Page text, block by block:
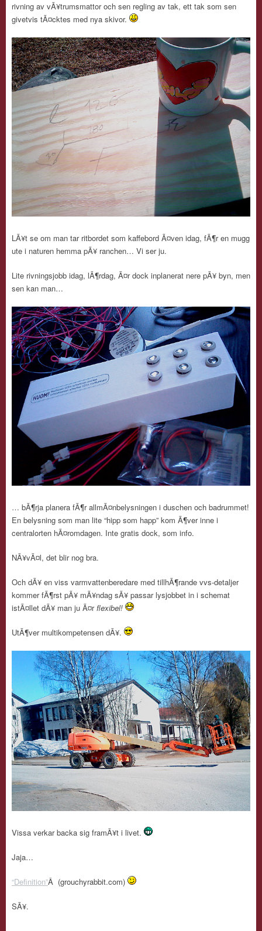
rivning av vÃ¥trumsmattor och sen regling av tak, ett tak som sen
givetvis tÃ¤cktes med nya skivor.
LÃ¥t se om man tar ritbordet som kaffebord Ã¤ven idag, fÃ¶r en mugg
ute i naturen hemma pÃ¥ ranchen… Vi ser ju.
Lite rivningsjobb idag, lÃ¶rdag, Ã¤r dock inplanerat nere pÃ¥ byn, men
sen kan man…
… bÃ¶rja planera fÃ¶r allmÃ¤nbelysningen i duschen och badrummet!
En belysning som man lite “hipp som happ” kom Ã¶ver inne i
centralorten hÃ¤romdagen. Inte gratis dock, som info.
NÃ¥vÃ¤l, det blir nog bra.
Och dÃ¥ en viss varmvattenberedare med tillhÃ¶rande vvs-detaljer
kommer fÃ¶rst pÃ¥ mÃ¥ndag sÃ¥ passar lysjobbet in i schemat
istÃ¤llet dÃ¥ man ju Ã¤rflexibel!
UtÃ¶ver multikompetensen dÃ¥.
Vissa verkar backa sig framÃ¥t i livet.
Jaja…
“Definition”Â (grouchyrabbit.com)
SÃ¥.